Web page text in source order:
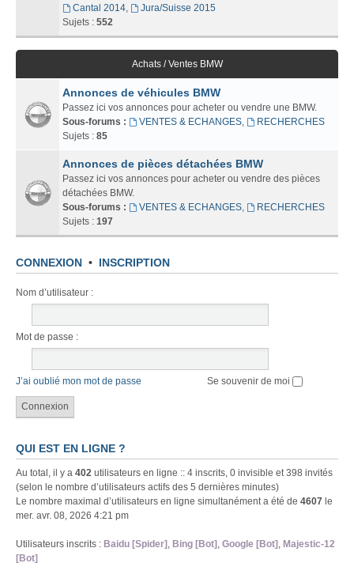
Cantal 2014,
Jura/Suisse 2015
Sujets : 552
Achats / Ventes BMW
Annonces de véhicules BMW
Passez ici vos annonces pour acheter ou vendre une BMW.
Sous-forums :
VENTES & ECHANGES,
RECHERCHES
Sujets : 85
Annonces de pièces détachées BMW
Passez ici vos annonces pour acheter ou vendre des pièces
détachées BMW.
Sous-forums :
VENTES & ECHANGES,
RECHERCHES
Sujets : 197
CONNEXION • INSCRIPTION
Nom d’utilisateur :
Mot de passe :
J’ai oublié mon mot de passe Se souvenir de moi
QUI EST EN LIGNE ?
Au total, il y a 402 utilisateurs en ligne :: 4 inscrits, 0 invisible et 398 invités
(selon le nombre d’utilisateurs actifs des 5 dernières minutes)
Le nombre maximal d’utilisateurs en ligne simultanément a été de 4607 le
mer. avr. 08, 2026 4:21 pm
Utilisateurs inscrits : Baidu [Spider], Bing [Bot], Google [Bot], Majestic-12
[Bot]